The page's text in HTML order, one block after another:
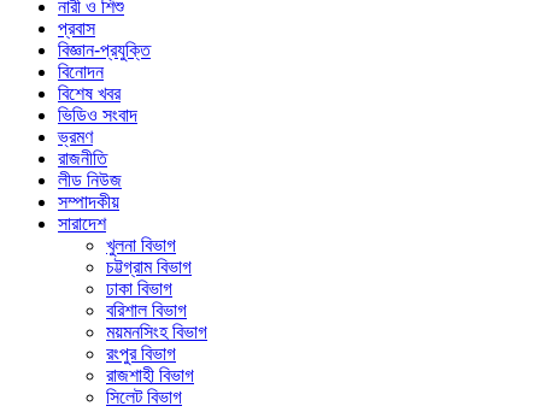
নারী ও শিশু
প্রবাস
বিজ্ঞান-প্রযুক্তি
বিনোদন
বিশেষ খবর
ভিডিও সংবাদ
ভ্রমণ
রাজনীতি
লীড নিউজ
সম্পাদকীয়
সারাদেশ
খুলনা বিভাগ
চট্টগ্রাম বিভাগ
ঢাকা বিভাগ
বরিশাল বিভাগ
ময়মনসিংহ বিভাগ
রংপুর বিভাগ
রাজশাহী বিভাগ
সিলেট বিভাগ